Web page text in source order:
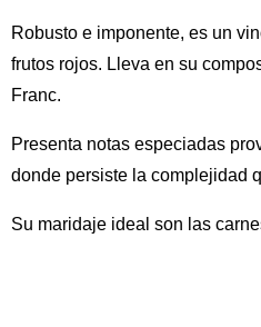
Robusto e imponente, es un
frutos rojos. Lleva en su
Franc.
Presenta notas especiadas
donde persiste la complejidad
Su maridaje ideal son las